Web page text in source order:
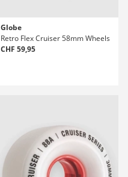
Globe
Retro Flex Cruiser 58mm Wheels
CHF 59,95